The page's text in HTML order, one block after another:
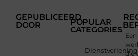
GEPUBLICEERD
DOOR
POPULAR
CATEGORIES
Dienstverlening
Een
die